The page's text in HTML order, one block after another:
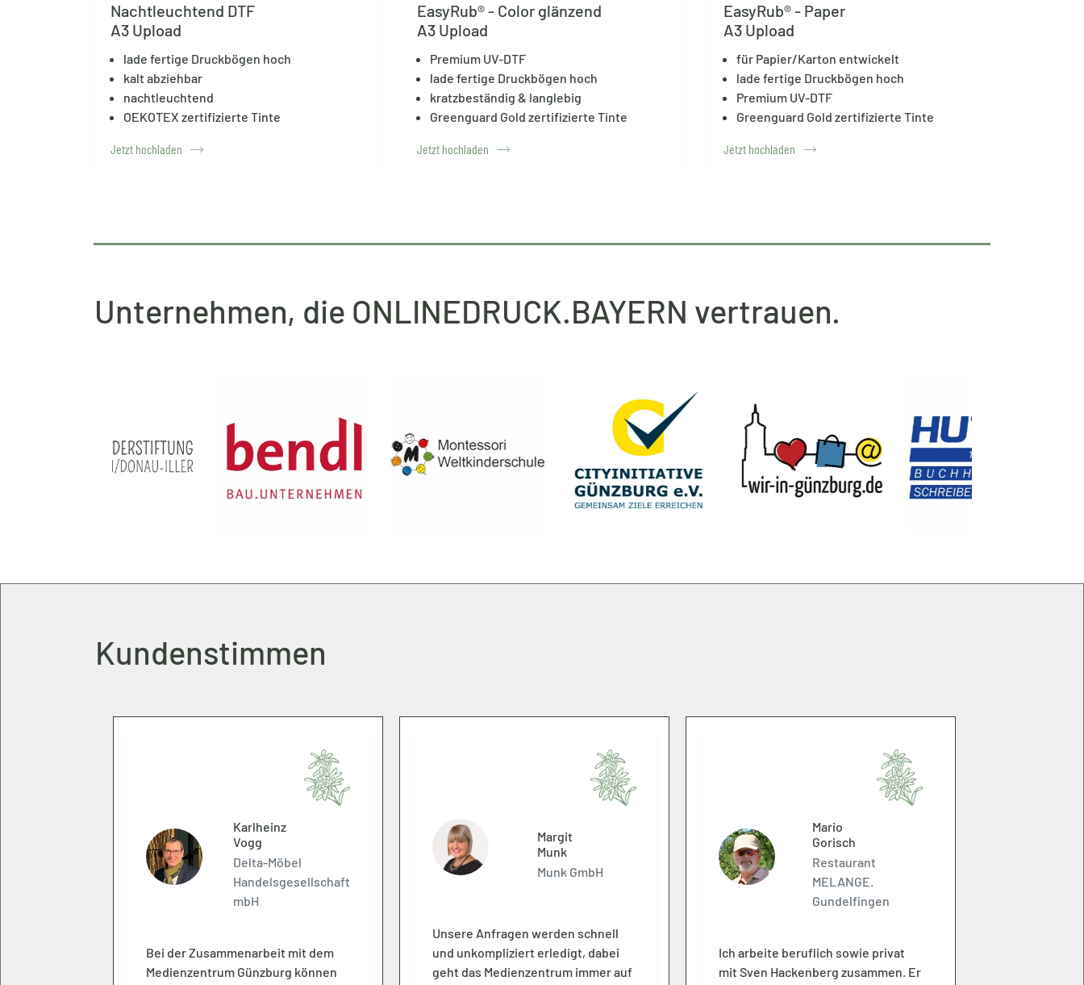
Nachtleuchtend DTF
A3 Upload
lade fertige Druckbögen hoch
kalt abziehbar
nachtleuchtend
OEKOTEX zertifizierte Tinte
Jetzt hochladen
EasyRub® - Color glänzend
A3 Upload
Premium UV-DTF
lade fertige Druckbögen hoch
kratzbeständig & langlebig
Greenguard Gold zertifizierte Tinte
Jetzt hochladen
EasyRub® - Paper
A3 Upload
für Papier/Karton entwickelt
lade fertige Druckbögen hoch
Premium UV-DTF
Greenguard Gold zertifizierte Tinte
Jetzt hochladen
Unternehmen, die ONLINEDRUCK.BAYERN vertrauen.
Kundenstimmen
Karlheinz
Vogg
Delta-Möbel
Handelsgesellschaft
mbH
Bei der Zusammenarbeit mit dem
Medienzentrum Günzburg können
Margit
Munk
Munk GmbH
Unsere Anfragen werden schnell
und unkompliziert erledigt, dabei
geht das Medienzentrum immer auf
Mario
Gorisch
Restaurant
MELANGE.
Gundelfingen
Ich arbeite beruflich sowie privat
mit Sven Hackenberg zusammen. Er